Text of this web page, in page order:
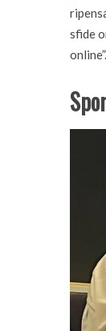
sfide
online”.